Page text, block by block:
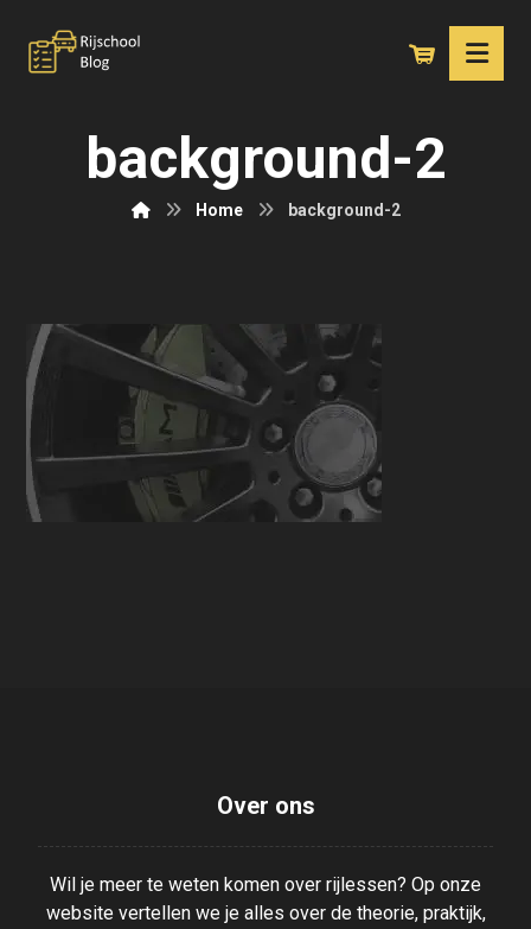
background-2
Home background-2
Over ons
Wil je meer te weten komen over rijlessen? Op onze
website vertellen we je alles over de theorie, praktijk,